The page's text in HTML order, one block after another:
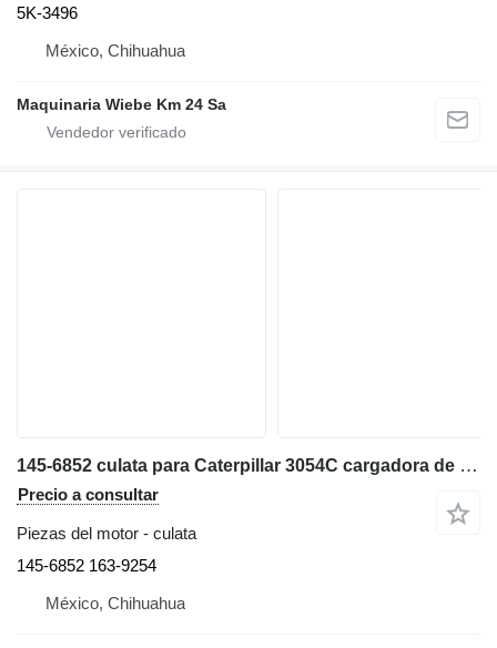
5K-3496
México, Chihuahua
Maquinaria Wiebe Km 24 Sa
145-6852 culata para Caterpillar 3054C cargadora de ruedas
Precio a consultar
Piezas del motor - culata
145-6852 163-9254
México, Chihuahua